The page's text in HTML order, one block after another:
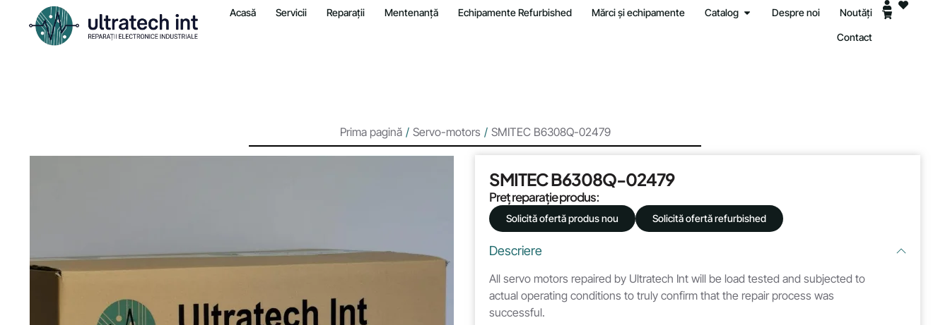
Acasă Servicii Reparații Mentenanță Echipamente Refurbished Mărci și echipamente Catalog Despre noi Noutăți
Contact
Prima pagină / Servo-motors / SMITEC B6308Q-02479
SMITEC B6308Q-02479
Preț reparație produs:
Solicită ofertă produs nou Solicită ofertă refurbished
Descriere
All servo motors repaired by Ultratech Int will be load tested and subjected to
actual operating conditions to truly confirm that the repair process was
successful.